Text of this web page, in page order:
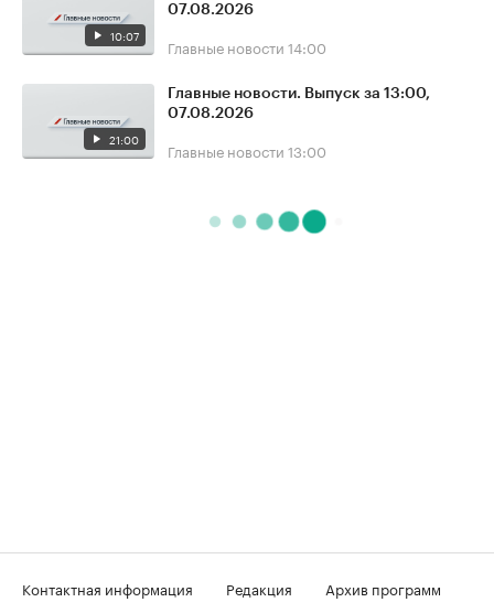
10:07
07.08.2026
Главные новости 14:00
21:00
Главные новости. Выпуск за 13:00,
07.08.2026
Главные новости 13:00
Контактная информация Редакция
Архив программ